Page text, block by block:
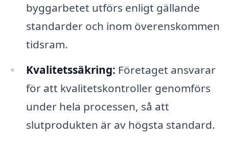
byggarbetet utförs enligt gällande
standarder och inom överenskommen
tidsram.
Kvalitetssäkring: Företaget ansvarar
för att kvalitetskontroller genomförs
under hela processen, så att
slutprodukten är av högsta standard.